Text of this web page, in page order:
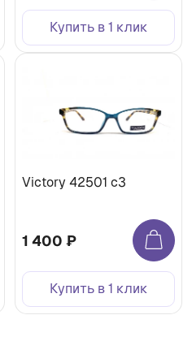
Купить в 1 клик
Victory 42501 c3
1 400 ₽
Купить в 1 клик